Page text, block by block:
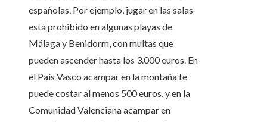
españolas. Por ejemplo, jugar en las salas
está prohibido en algunas playas de
Málaga y Benidorm, con multas que
pueden ascender hasta los 3.000 euros. En
el País Vasco acampar en la montaña te
puede costar al menos 500 euros, y en la
Comunidad Valenciana acampar en